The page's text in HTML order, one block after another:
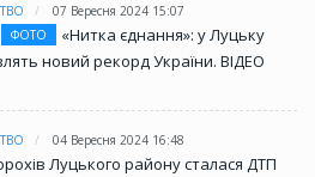
07 Вересня 2024 15:07
ФОТО
«Нитка єднання»: у Луцьку
новий рекорд України. ВІДЕО
04 Вересня 2024 16:48
Луцького району сталася ДТП